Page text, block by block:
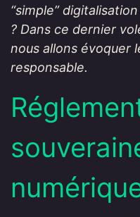
“simple”
? Dans ce dernier
nous allons évoquer
responsable.